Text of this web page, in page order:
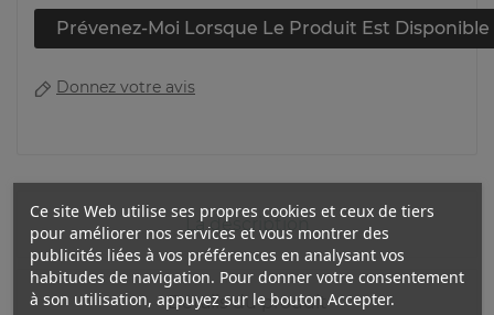
Prévenez-Moi Lorsque Le Produit Est Disponible
Donnez votre avis
La description
Détails du produit
Ce site Web utilise ses propres cookies et ceux de tiers
pour améliorer nos services et vous montrer des
publicités liées à vos préférences en analysant vos
habitudes de navigation. Pour donner votre consentement
à son utilisation, appuyez sur le bouton Accepter.